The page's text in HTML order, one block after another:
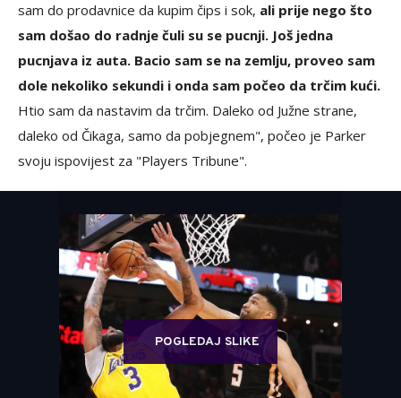
sam do prodavnice da kupim čips i sok, ali prije nego što
sam došao do radnje čuli su se pucnji. Još jedna
pucnjava iz auta. Bacio sam se na zemlju, proveo sam
dole nekoliko sekundi i onda sam počeo da trčim kući.
Htio sam da nastavim da trčim. Daleko od Južne strane,
daleko od Čikaga, samo da pobjegnem", počeo je Parker
svoju ispovijest za "Players Tribune".
POGLEDAJ SLIKE